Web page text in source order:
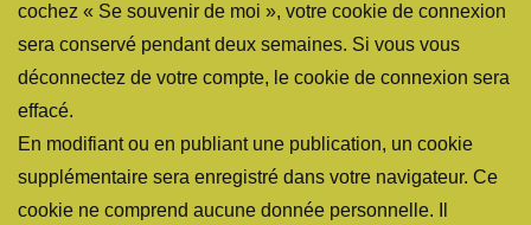
cochez « Se souvenir de moi », votre cookie de connexion
sera conservé pendant deux semaines. Si vous vous
déconnectez de votre compte, le cookie de connexion sera
effacé.
En modifiant ou en publiant une publication, un cookie
supplémentaire sera enregistré dans votre navigateur. Ce
cookie ne comprend aucune donnée personnelle. Il